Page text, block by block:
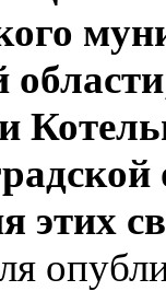
области
этих